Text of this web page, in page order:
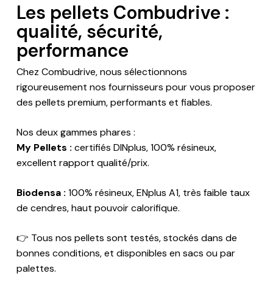
Les pellets Combudrive :
qualité, sécurité,
performance
Chez Combudrive, nous sélectionnons
rigoureusement nos fournisseurs pour vous proposer
des pellets premium, performants et fiables.
Nos deux gammes phares :
My Pellets : certifiés DINplus, 100% résineux,
excellent rapport qualité/prix.
Biodensa : 100% résineux, ENplus A1, très faible taux
de cendres, haut pouvoir calorifique.
👉 Tous nos pellets sont testés, stockés dans de
bonnes conditions, et disponibles en sacs ou par
palettes.